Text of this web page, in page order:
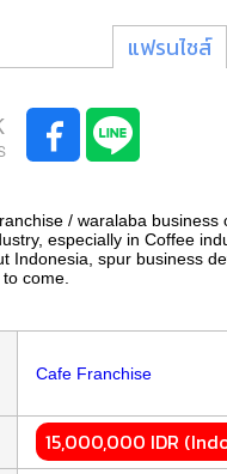
แฟรนไชส์
/ waralaba
especially in Coffee
Indonesia, spur business
come.
Cafe Franchise
15,000,000 IDR